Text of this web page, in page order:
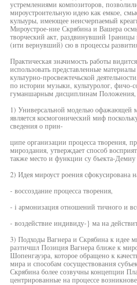
устремлениями композиторов,
мироустроительную идею как емкое,
кулыуры, имеющее неисчерпаемый
Мироустрое-ние Скрябина и Вашера
творческий акт, раздвинувший
(ити вернувший) сю в процессы
Практическая значимость работы
использовать представленные
культурно-просвежтечьской
по истории музыки, культуролог, фичо-
гуманшарным дисциплинам
1) Универсальной моделью офажающей
является космогонический миф
сведения о прин-
ципе организации процесса творения,
мироздания, утверждает способ
также место и функции су бъекта-
2) Идея мироуст роения сфокусирована
- воссоздание процесса творения,
- i армонизация отношений тичного и
- воздействие индивиду-} ма на
3) Подходы Вагнера и Скрябина к идее
разтичшл Позиция Вагнера ближе к
Шопенгауэра, которое обращено к
мира и способам сосуществования
Скрябина более созвучны концепции
центрированные на процессе